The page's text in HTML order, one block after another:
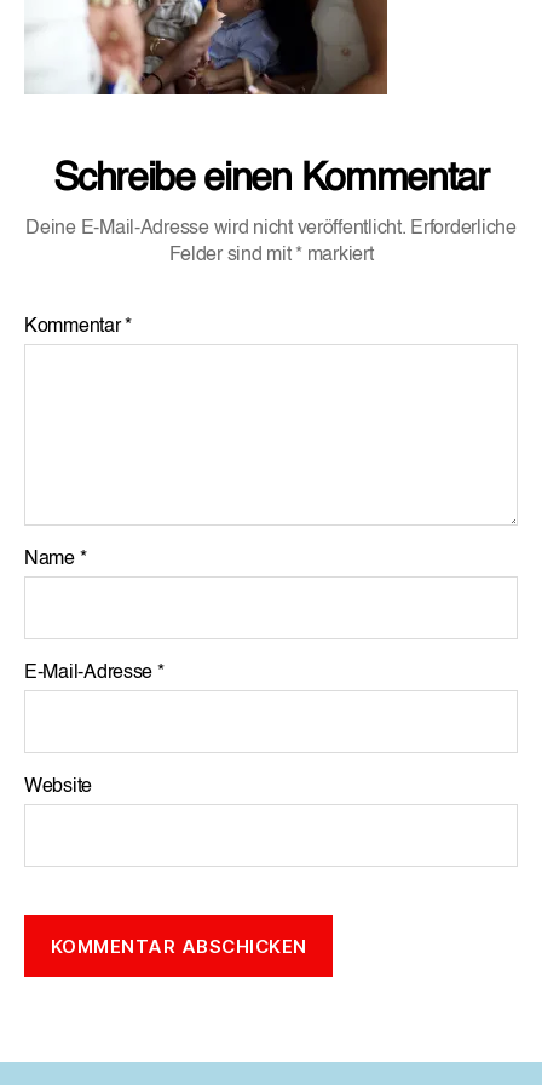
Schreibe einen Kommentar
Deine E-Mail-Adresse wird nicht veröffentlicht. Erforderliche
Felder sind mit * markiert
Kommentar*
Name *
E-Mail-Adresse *
Website